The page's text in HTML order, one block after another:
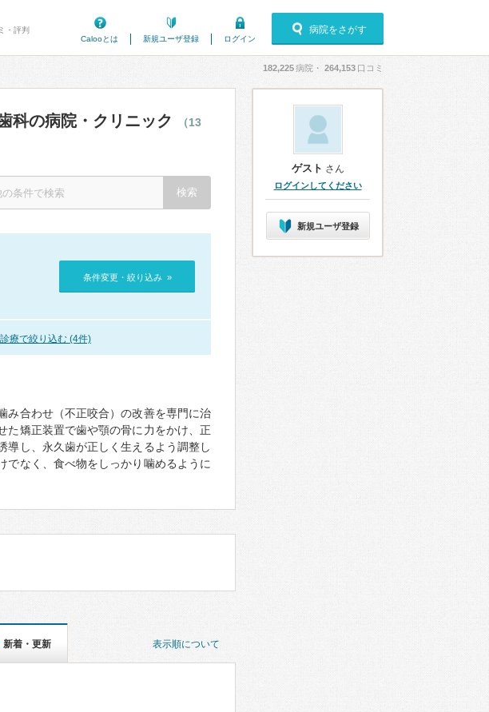
・評判
Calooとは
新規ユーザ登録 ログイン
病院をさがす
182,225病院・ 264,153 口コミ
科の病院・クリニック
（13
条件変更・絞り込み »
療で絞り込む (4件)
み合わせ（不正咬合）の改善を専門に治
た矯正装置で歯や顎の骨に力をかけ、正
導し、永久歯が正しく生えるよう調整し
でなく、食べ物をしっかり噛めるように
表示順について
新着・更新
ゲスト さん
ログインしてください
新規ユーザ登録